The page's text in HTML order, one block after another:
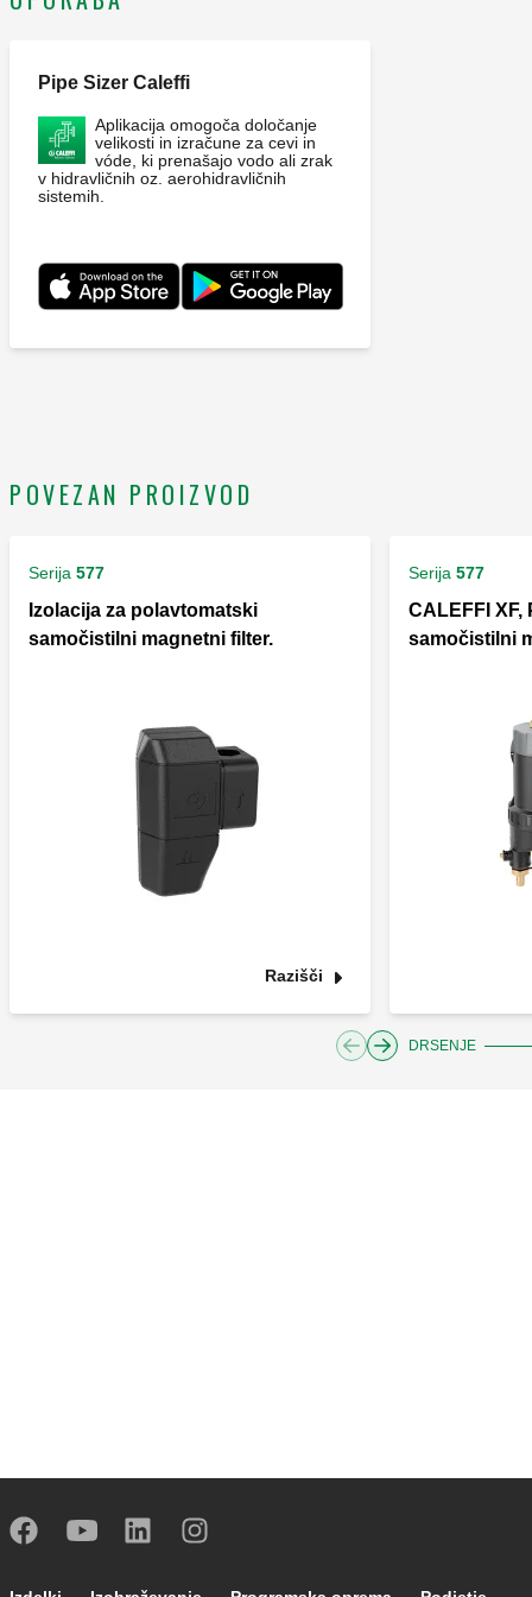
Pipe Sizer Caleffi
Aplikacija omogoča določanje
velikosti in izračune za cevi in
vóde, ki prenašajo vodo ali zrak
v hidravličnih oz. aerohidravličnih
sistemih.
POVEZAN PROIZVOD
Serija 577
Izolacija za polavtomatski
samočistilni magnetni filter.
Razišči
Serija 577
CALEFFI
samočistilni
DRSENJE